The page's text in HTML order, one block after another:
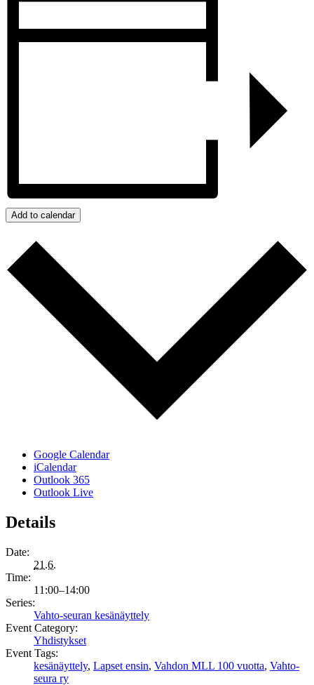
Add to calendar
Google Calendar
iCalendar
Outlook 365
Outlook Live
Details
Date:
21.6.
Time:
11:00–14:00
Series:
Vahto-seuran kesänäyttely
Event Category:
Yhdistykset
Event Tags:
kesänäyttely, Lapset ensin, Vahdon MLL 100 vuotta, Vahto-
seura ry